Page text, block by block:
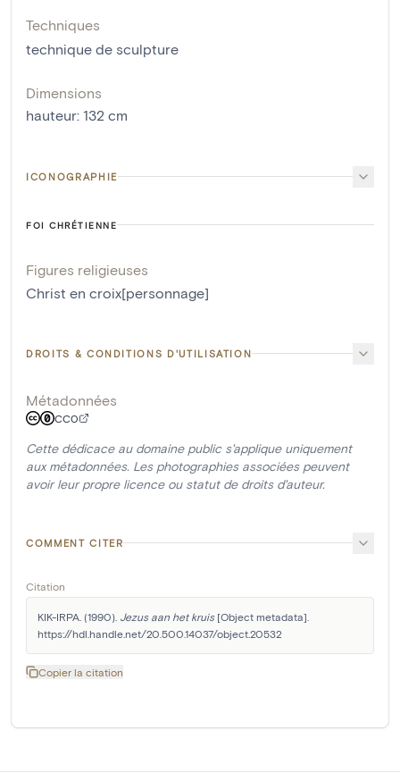
Techniques
technique de sculpture
Dimensions
hauteur: 132 cm
ICONOGRAPHIE
FOI CHRÉTIENNE
Figures religieuses
Christ en croix[personnage]
DROITS & CONDITIONS D'UTILISATION
Métadonnées
CC0
Cette dédicace au domaine public s'applique uniquement
aux métadonnées. Les photographies associées peuvent
avoir leur propre licence ou statut de droits d'auteur.
COMMENT CITER
Citation
KIK-IRPA. (1990). Jezus aan het kruis [Object metadata].
https://hdl.handle.net/20.500.14037/object.20532
Copier la citation